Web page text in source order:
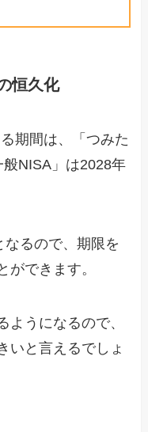
恒久化
期間は、「つみた
NISA」は2028年
るので、期限を
ができます。
ようになるので、
いと言えるでしょ